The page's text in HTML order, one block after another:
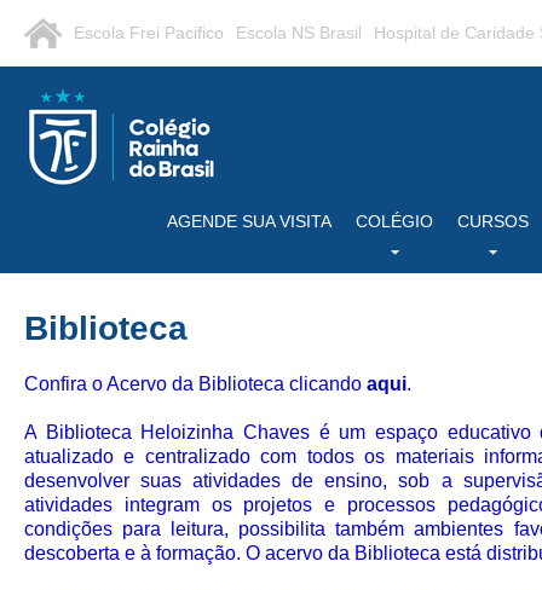
Escola Frei Pacifico Escola NS Brasil Hospital de Caridade
AGENDE SUA VISITA COLÉGIO CURSOS
Biblioteca
Confira o Acervo da Biblioteca clicando aqui.
A Biblioteca Heloizinha Chaves é um espaço educativo
atualizado e centralizado com todos os materiais
desenvolver suas atividades de ensino, sob a
atividades integram os projetos e processos
condições para leitura, possibilita também ambientes
descoberta e à formação. O acervo da Biblioteca está